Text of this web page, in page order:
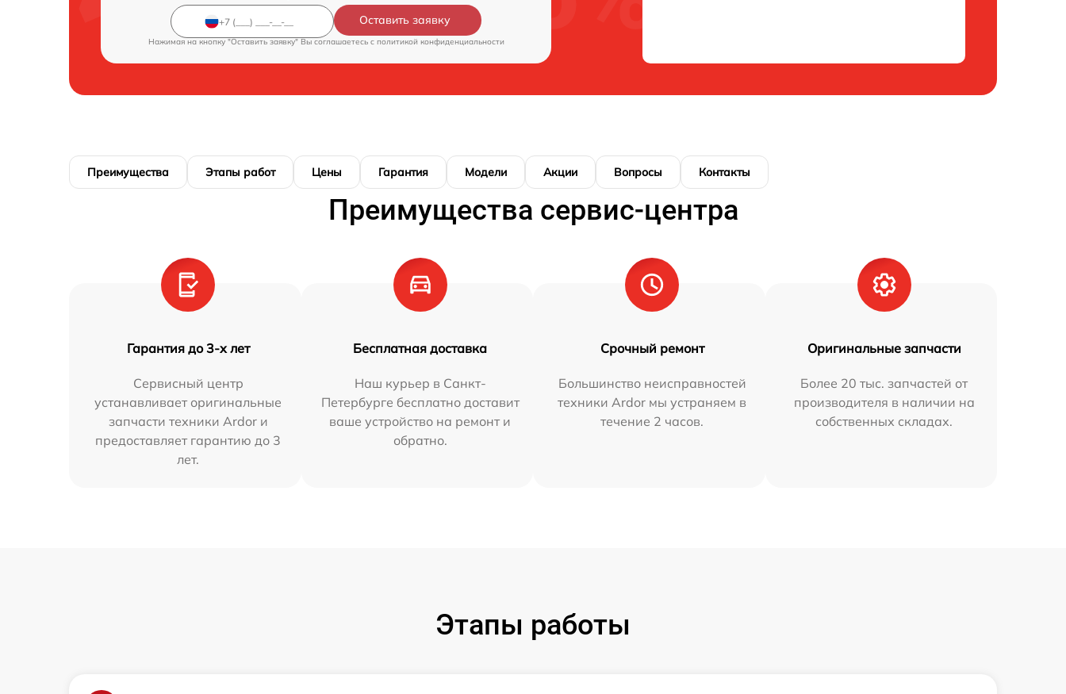
Оставить заявку
Нажимая на кнопку "Оставить заявку" Вы соглашаетесь c политикой конфиденциальности
Преимущества Этапы работ Цены Гарантия Модели Акции Вопросы Контакты
Преимущества сервис-центра
Гарантия до 3-х лет
Сервисный центр
устанавливает оригинальные
запчасти техники Ardor и
предоставляет гарантию до 3
лет.
Бесплатная доставка
Наш курьер в Санкт-
Петербурге бесплатно доставит
ваше устройство на ремонт и
обратно.
Срочный ремонт
Большинство неисправностей
техники Ardor мы устраняем в
течение 2 часов.
Оригинальные запчасти
Более 20 тыс. запчастей от
производителя в наличии на
собственных складах.
Этапы работы